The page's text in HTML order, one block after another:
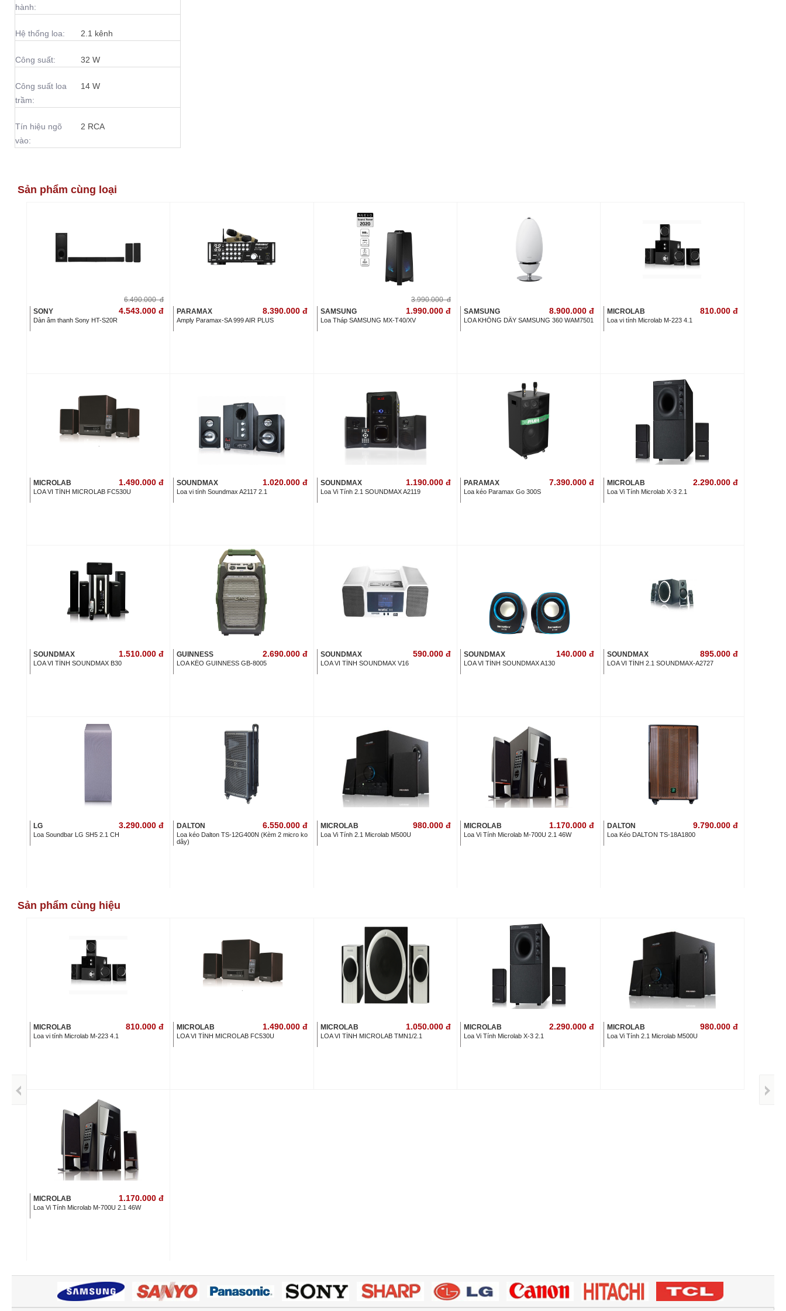
hành:
Hệ thống loa: 2.1 kênh
Công suất: 32 W
Công suất loa
trầm:
14 W
Tín hiệu ngõ
vào:
2 RCA
Sản phẩm cùng loại
6.490.000 đ
SONY
4.543.000 đ
Dàn âm thanh Sony HT-S20R
PARAMAX 8.390.000 đ
Amply Paramax-SA 999 AIR PLUS
3.990.000 đ
SAMSUNG
1.990.000 đ
Loa Tháp SAMSUNG MX-T40/XV
SAMSUNG 8.900.000 đ
LOA KHÔNG DÂY SAMSUNG 360 WAM7501
MICROLAB 810.000 đ
Loa vi tính Microlab M-223 4.1
MICROLAB 1.490.000 đ
LOA VI TÍNH MICROLAB FC530U
SOUNDMAX 1.020.000 đ
Loa vi tính Soundmax A2117 2.1
SOUNDMAX 1.190.000 đ
Loa Vi Tính 2.1 SOUNDMAX A2119
PARAMAX 7.390.000 đ
Loa kéo Paramax Go 300S
MICROLAB 2.290.000 đ
Loa Vi Tính Microlab X-3 2.1
SOUNDMAX 1.510.000 đ
LOA VI TÍNH SOUNDMAX B30
GUINNESS 2.690.000 đ
LOA KÉO GUINNESS GB-8005
SOUNDMAX 590.000 đ
LOA VI TÍNH SOUNDMAX V16
SOUNDMAX 140.000 đ
LOA VI TÍNH SOUNDMAX A130
SOUNDMAX 895.000 đ
LOA VI TÍNH 2.1 SOUNDMAX-A2727
LG 3.290.000 đ
Loa Soundbar LG SH5 2.1 CH
DALTON 6.550.000 đ
Loa kéo Dalton TS-12G400N (Kèm 2 micro ko
dây)
MICROLAB 980.000 đ
Loa Vi Tính 2.1 Microlab M500U
MICROLAB 1.170.000 đ
Loa Vi Tính Microlab M-700U 2.1 46W
DALTON 9.790.000 đ
Loa Kéo DALTON TS-18A1800
Sản phẩm cùng hiệu
MICROLAB 810.000 đ
Loa vi tính Microlab M-223 4.1
MICROLAB 1.490.000 đ
LOA VI TÍNH MICROLAB FC530U
MICROLAB 1.050.000 đ
LOA VI TÍNH MICROLAB TMN1/2.1
MICROLAB 2.290.000 đ
Loa Vi Tính Microlab X-3 2.1
MICROLAB 980.000 đ
Loa Vi Tính 2.1 Microlab M500U
MICROLAB 1.170.000 đ
Loa Vi Tính Microlab M-700U 2.1 46W